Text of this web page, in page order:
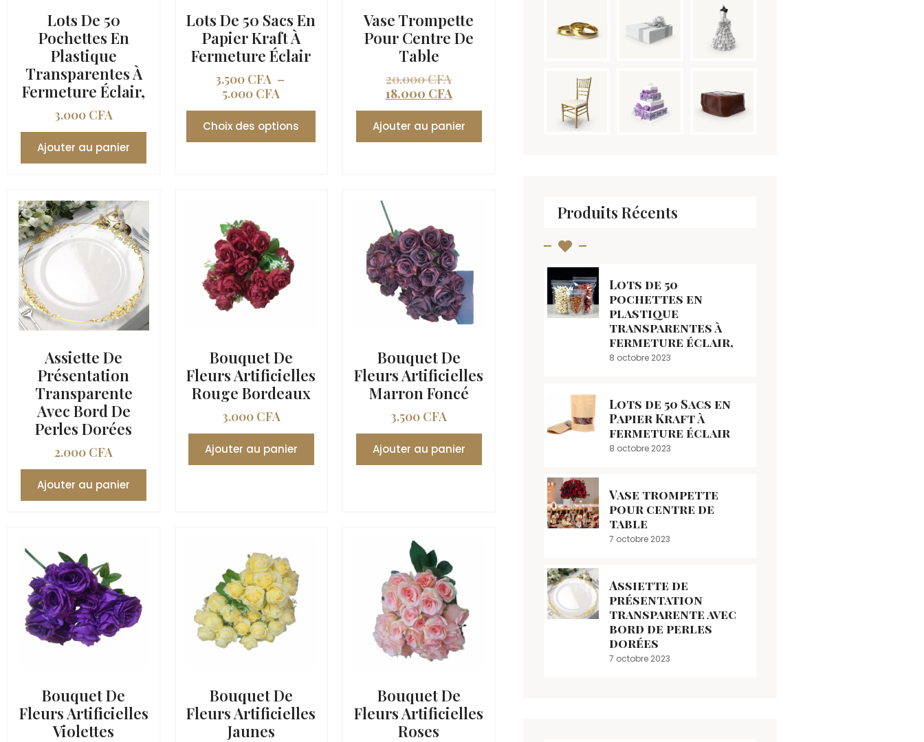
Lots De 50
Pochettes En
Plastique
Transparentes À
Fermeture Éclair,
3.000 CFA
Ajouter au panier
Lots De 50 Sacs En
Papier Kraft À
Fermeture Éclair
3.500 CFA –
5.000 CFA
Choix des options
Vase Trompette
Pour Centre De
Table
20.000CFA
18.000 CFA
Ajouter au panier
Assiette De
Présentation
Transparente
Avec Bord De
Perles Dorées
2.000 CFA
Ajouter au panier
Bouquet De
Fleurs Artificielles
Rouge Bordeaux
3.000 CFA
Ajouter au panier
Bouquet De
Fleurs Artificielles
Marron Foncé
3.500 CFA
Ajouter au panier
Bouquet De
Fleurs Artificielles
Violettes
Bouquet De
Fleurs Artificielles
Jaunes
Bouquet De
Fleurs Artificielles
Roses
Produits Récents
Lots de 50
pochettes en
plastique
transparentes à
fermeture éclair,
8 octobre 2023
Lots de 50 Sacs en
Papier Kraft à
fermeture éclair
8 octobre 2023
Vase trompette
pour centre de
table
7 octobre 2023
Assiette de
présentation
transparente avec
bord de perles
dorées
7 octobre 2023